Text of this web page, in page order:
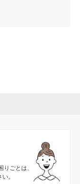
ごとは、
。